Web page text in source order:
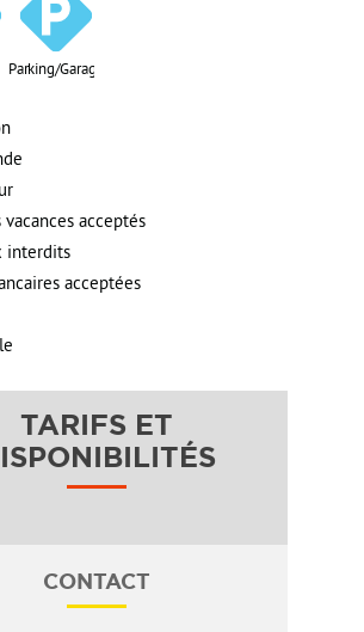
Parking/Garage
vacances acceptés
interdits
acceptées
TARIFS ET
CONTACT